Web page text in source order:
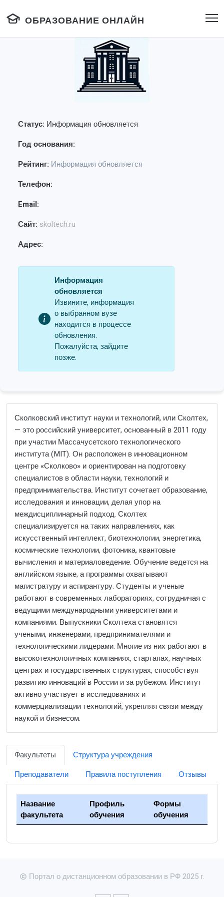
ОБРАЗОВАНИЕ ОНЛАЙН
Статус: Информация обновляется
Год основания:
Рейтинг: Информация обновляется
Телефон:
Email:
Сайт: skoltech.ru
Адрес:
Информация
обновляется
Извините, информация
о выбранном вузе
находится в процессе
обновления.
Пожалуйста, зайдите
позже.
Сколковский институт науки и технологий, или Сколтех,
— это российский университет, основанный в 2011 году
при участии Массачусетского технологического
института (MIT). Он расположен в инновационном
центре «Сколково» и ориентирован на подготовку
специалистов в области науки, технологий и
предпринимательства. Институт сочетает образование,
исследования и инновации, делая упор на
междисциплинарный подход. Сколтех
специализируется на таких направлениях, как
искусственный интеллект, биотехнологии, энергетика,
космические технологии, фотоника, квантовые
вычисления и материаловедение. Обучение ведется на
английском языке, а программы охватывают
магистратуру и аспирантуру. Студенты и ученые
работают в современных лабораториях, сотрудничая с
ведущими международными университетами и
компаниями. Выпускники Сколтеха становятся
учеными, инженерами, предпринимателями и
технологическими лидерами. Многие из них работают в
высокотехнологичных компаниях, стартапах, научных
центрах и государственных структурах, способствуя
развитию инноваций в России и за рубежом. Институт
активно участвует в исследованиях и
коммерциализации технологий, укрепляя связи между
наукой и бизнесом.
Факультеты
Структура учреждения
Преподаватели
Правила поступления Отзывы
Название
факультета
Профиль
обучения
Формы
обучения
Портал о дистанционном образовании в РФ 2025 г.